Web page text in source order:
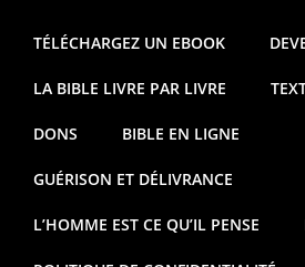
TÉLÉCHARGEZ UN EBOOK
LA BIBLE LIVRE PAR LIVRE
DONS BIBLE EN LIGNE
GUÉRISON ET DÉLIVRANCE
L’HOMME EST CE QU’IL PENSE